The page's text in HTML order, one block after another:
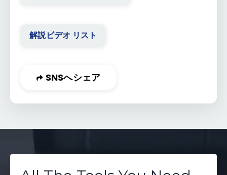
解説ビデオ リスト
SNSへシェア